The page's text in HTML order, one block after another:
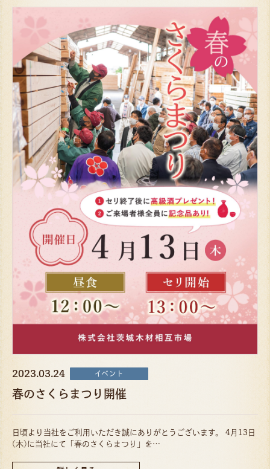
2023.03.24 イベント
春のさくらまつり開催
日頃より当社をご利用いただき誠にありがとうございます。 4月13日
(木)に当社にて「春のさくらまつり」を…